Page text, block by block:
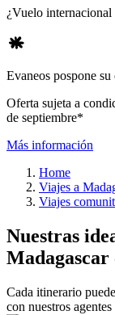
¿Vuelo internacional
Evaneos pospone su
Oferta sujeta a
de septiembre*
Más información
Home
Viajes a
Viajes
Nuestras
Cada itinerario
con nuestros agentes